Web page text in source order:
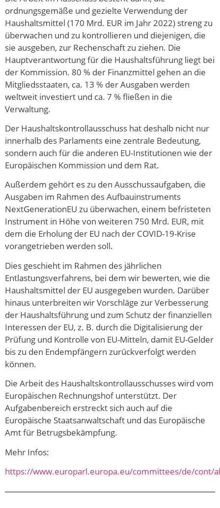
ordnungsgemäße und gezielte Verwendung der
Haushaltsmittel (170 Mrd. EUR im Jahr 2022) streng zu
überwachen und zu kontrollieren und diejenigen, die
sie ausgeben, zur Rechenschaft zu ziehen. Die
Hauptverantwortung für die Haushaltsführung liegt bei
der Kommission. 80 % der Finanzmittel gehen an die
Mitgliedsstaaten, ca. 13 % der Ausgaben werden
weltweit investiert und ca. 7 % fließen in die
Verwaltung.
Der Haushaltskontrollausschuss hat deshalb nicht nur
innerhalb des Parlaments eine zentrale Bedeutung,
sondern auch für die anderen EU-Institutionen wie der
Europäischen Kommission und dem Rat.
Außerdem gehört es zu den Ausschussaufgaben, die
Ausgaben im Rahmen des Aufbauinstruments
NextGenerationEU zu überwachen, einem befristeten
Instrument in Höhe von weiteren 750 Mrd. EUR, mit
dem die Erholung der EU nach der COVID-19-Krise
vorangetrieben werden soll.
Dies geschieht im Rahmen des jährlichen
Entlastungsverfahrens, bei dem wir bewerten, wie die
Haushaltsmittel der EU ausgegeben wurden. Darüber
hinaus unterbreiten wir Vorschläge zur Verbesserung
der Haushaltsführung und zum Schutz der finanziellen
Interessen der EU, z. B. durch die Digitalisierung der
Prüfung und Kontrolle von EU-Mitteln, damit EU-Gelder
bis zu den Endempfängern zurückverfolgt werden
können.
Die Arbeit des Haushaltskontrollausschusses wird vom
Europäischen Rechnungshof unterstützt. Der
Aufgabenbereich erstreckt sich auch auf die
Europäische Staatsanwaltschaft und das Europäische
Amt für Betrugsbekämpfung.
Mehr Infos:
https://www.europarl.europa.eu/committees/de/cont/